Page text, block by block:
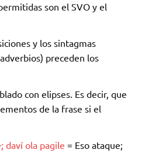
son el SVO y el
y los sintagmas
preceden los
con elipses. Es decir, que
de la frase si el
; daví ola pagile = Eso ataque;